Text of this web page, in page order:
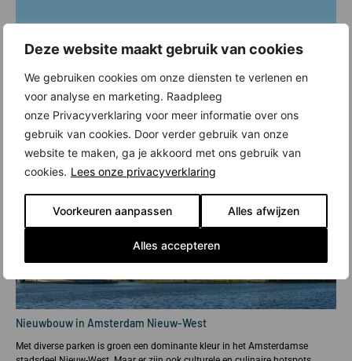
Deze website maakt gebruik van cookies
We gebruiken cookies om onze diensten te verlenen en
voor analyse en marketing. Raadpleeg
onze Privacyverklaring voor meer informatie over ons
gebruik van cookies. Door verder gebruik van onze
website te maken, ga je akkoord met ons gebruik van
cookies. Lees onze privacyverklaring
Voorkeuren aanpassen Alles afwijzen
Alles accepteren
Nieuwbouw in Amsterdam Nieuw-West
Met diverse parken is groen een dominante kleur in het Amsterdamse